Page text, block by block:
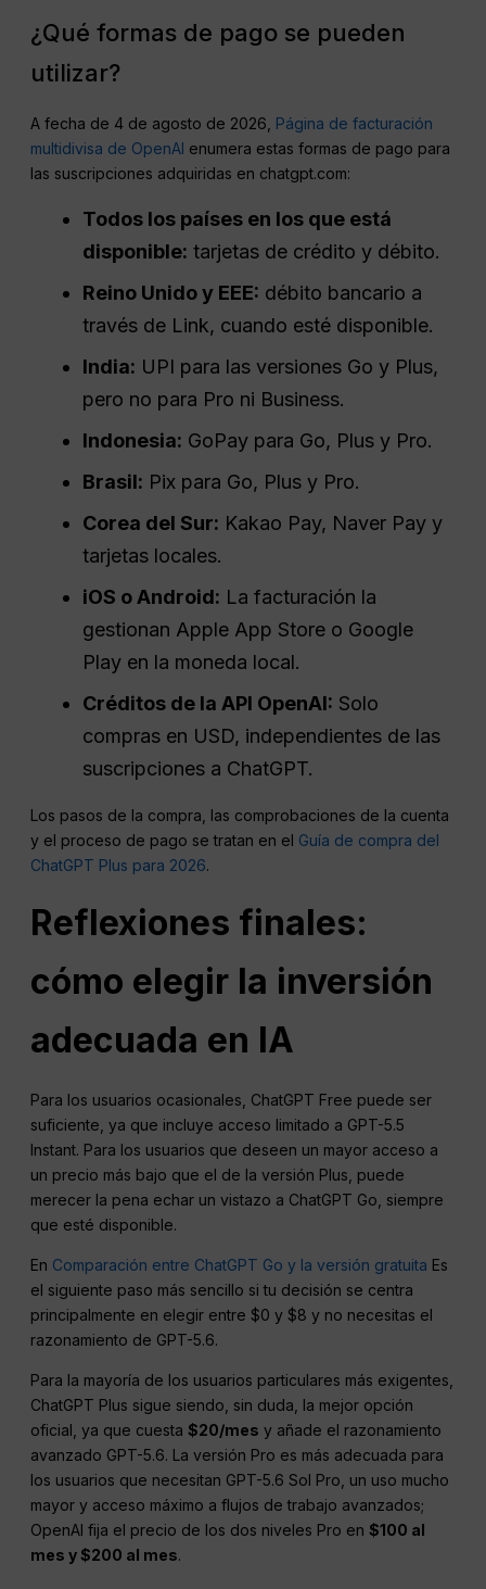
¿Qué formas de pago se pueden
utilizar?
A fecha de 4 de agosto de 2026, Página de facturación
multidivisa de OpenAI enumera estas formas de pago para
las suscripciones adquiridas en chatgpt.com:
Todos los países en los que está
disponible: tarjetas de crédito y débito.
Reino Unido y EEE: débito bancario a
través de Link, cuando esté disponible.
India: UPI para las versiones Go y Plus,
pero no para Pro ni Business.
Indonesia: GoPay para Go, Plus y Pro.
Brasil: Pix para Go, Plus y Pro.
Corea del Sur: Kakao Pay, Naver Pay y
tarjetas locales.
iOS o Android: La facturación la
gestionan Apple App Store o Google
Play en la moneda local.
Créditos de la API OpenAI: Solo
compras en USD, independientes de las
suscripciones a ChatGPT.
Los pasos de la compra, las comprobaciones de la cuenta
y el proceso de pago se tratan en el Guía de compra del
ChatGPT Plus para 2026.
Reflexiones finales:
cómo elegir la inversión
adecuada en IA
Para los usuarios ocasionales, ChatGPT Free puede ser
suficiente, ya que incluye acceso limitado a GPT-5.5
Instant. Para los usuarios que deseen un mayor acceso a
un precio más bajo que el de la versión Plus, puede
merecer la pena echar un vistazo a ChatGPT Go, siempre
que esté disponible.
En Comparación entre ChatGPT Go y la versión gratuita Es
el siguiente paso más sencillo si tu decisión se centra
principalmente en elegir entre $0 y $8 y no necesitas el
razonamiento de GPT-5.6.
Para la mayoría de los usuarios particulares más exigentes,
ChatGPT Plus sigue siendo, sin duda, la mejor opción
oficial, ya que cuesta$20/mes y añade el razonamiento
avanzado GPT-5.6. La versión Pro es más adecuada para
los usuarios que necesitan GPT-5.6 Sol Pro, un uso mucho
mayor y acceso máximo a flujos de trabajo avanzados;
OpenAI fija el precio de los dos niveles Pro en$100 al
mes y $200 al mes.